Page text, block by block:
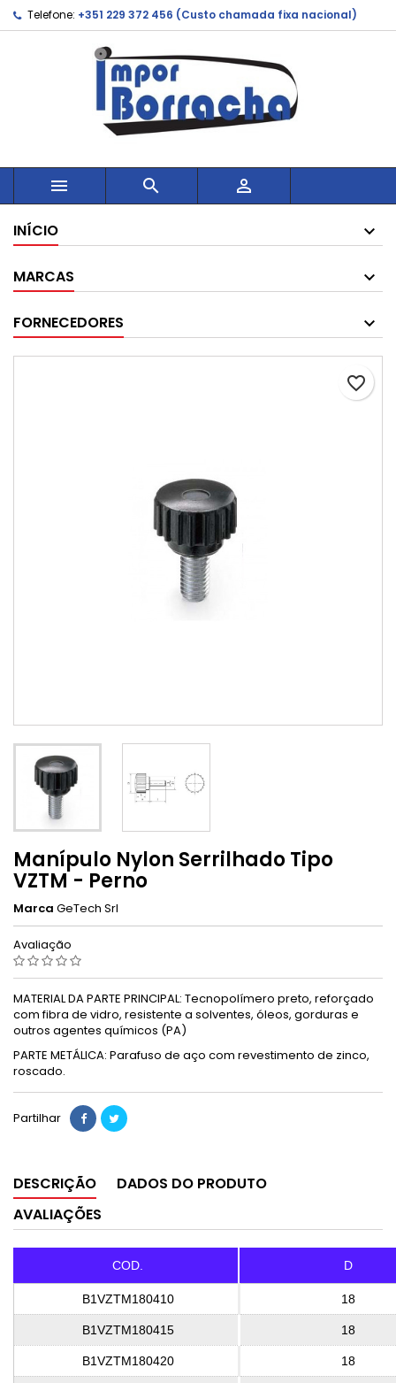
Telefone: +351 229 372 456 (Custo chamada fixa nacional)
  
INÍCIO
MARCAS
FORNECEDORES
favorite_border
Manípulo Nylon Serrilhado Tipo
VZTM - Perno
Marca GeTech Srl
Avaliação
MATERIAL DA PARTE PRINCIPAL: Tecnopolímero preto, reforçado
com fibra de vidro, resistente a solventes, óleos, gorduras e
outros agentes químicos (PA)
PARTE METÁLICA: Parafuso de aço com revestimento de zinco,
roscado.
Partilhar
DESCRIÇÃO
DADOS DO PRODUTO
AVALIAÇÕES
COD. D
B1VZTM180410 18
B1VZTM180415 18
B1VZTM180420 18